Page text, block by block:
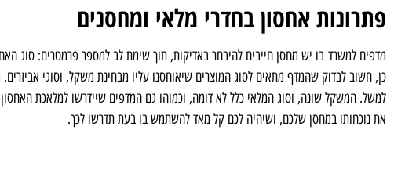
פתרונות אחסון בחדרי מלאי ומחסנים
מדפים למשרד בו יש מחסן חייבים להיבחר באדיקות, תוך שימת לב למספר פרמטרים: סוג
כן, חשוב לבדוק שהמדף מתאים לסוג המוצרים שיאוחסנו עליו מבחינת משקל, וסוגי
למשל. המשקל שונה, וסוג המלאי כלל לא דומה, וכמוהו גם המדפים שיידרשו למלאכת
את נוכחותו במחסן שלכם, ושיהיה לכם קל מאד להשתמש בו בעת תדרשו לכך.